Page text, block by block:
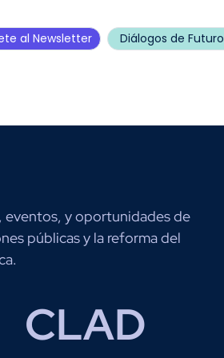
al Newsletter Diálogos de Futuro
eventos, y oportunidades de
públicas y la reforma del
CLAD